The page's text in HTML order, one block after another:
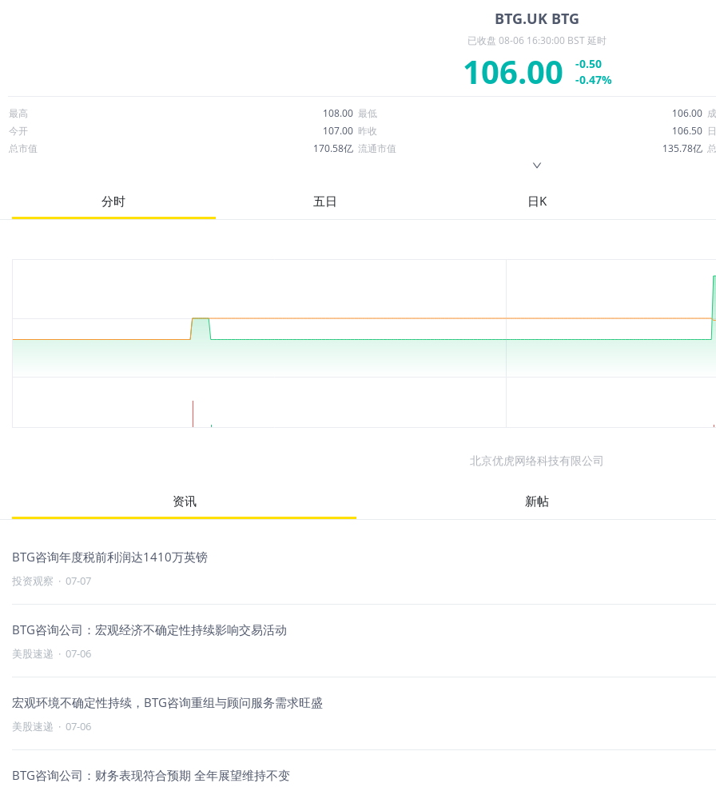
BTG.UK BTG
已收盘 08-06 16:30:00 BST 延时
106.00
-0.50
-0.47%
最高 108.00 最低 106.00
今开
107.00 昨收 106.50
总市值
170.58亿 流通市值 135.78亿
129.00
股息
分时 五日 日K
北京优虎网络科技有限公司
资讯 新帖
BTG咨询年度税前利润达1410万英镑
投资观察 · 07-07
BTG咨询公司：宏观经济不确定性持续影响交易活动
美股速递 · 07-06
宏观环境不确定性持续，BTG咨询重组与顾问服务需求旺盛
美股速递 · 07-06
BTG咨询公司：财务表现符合预期 全年展望维持不变